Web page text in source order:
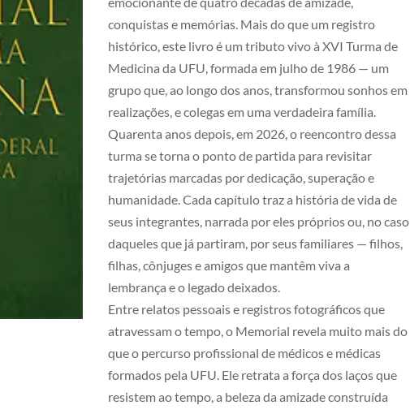
conquistas e memórias. Mais do que um registro
histórico, este livro é um tributo vivo à XVI Turma de
Medicina da UFU, formada em julho de 1986 — um
grupo que, ao longo dos anos, transformou sonhos em
realizações, e colegas em uma verdadeira família.
Quarenta anos depois, em 2026, o reencontro dessa
turma se torna o ponto de partida para revisitar
trajetórias marcadas por dedicação, superação e
humanidade. Cada capítulo traz a história de vida de
seus integrantes, narrada por eles próprios ou, no caso
daqueles que já partiram, por seus familiares — filhos,
filhas, cônjuges e amigos que mantêm viva a
lembrança e o legado deixados.
Entre relatos pessoais e registros fotográficos que
atravessam o tempo, o Memorial revela muito mais do
que o percurso profissional de médicos e médicas
formados pela UFU. Ele retrata a força dos laços que
resistem ao tempo, a beleza da amizade construída